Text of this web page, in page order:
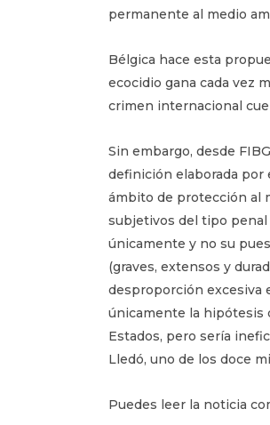
permanente al medio
Bélgica hace esta
ecocidio gana cada vez
crimen internacional
Sin embargo, desde
definición elaborada por
ámbito de protección al
subjetivos del tipo penal
únicamente y no su
(graves, extensos y
desproporción excesiva
únicamente la hipótesis
Estados, pero sería
Lledó, uno de los doce
Puedes leer la noticia